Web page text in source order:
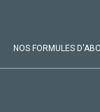
NOS FORMULES